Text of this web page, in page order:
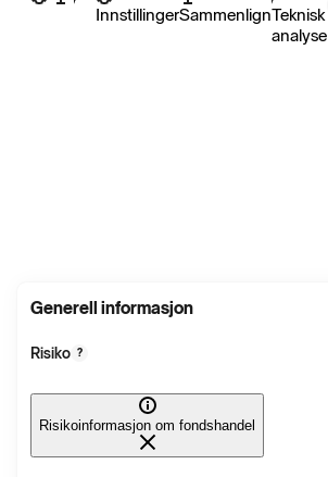
InnstillingerSammenlignTeknisk
analyse
Generell informasjon
Risiko ?
Risikoinformasjon om fondshandel